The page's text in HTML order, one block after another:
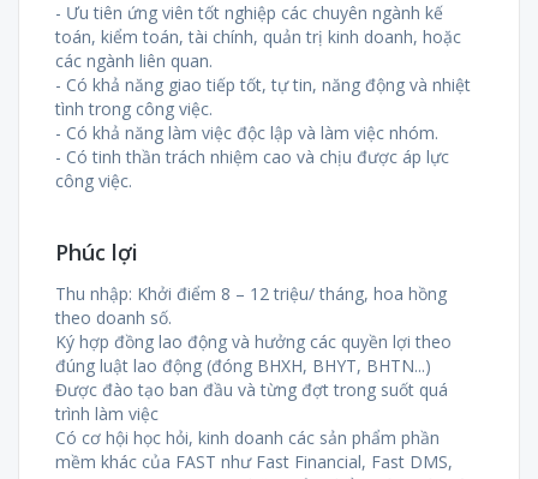
- Ưu tiên ứng viên tốt nghiệp các chuyên ngành kế
toán, kiểm toán, tài chính, quản trị kinh doanh, hoặc
các ngành liên quan.
- Có khả năng giao tiếp tốt, tự tin, năng động và nhiệt
tình trong công việc.
- Có khả năng làm việc độc lập và làm việc nhóm.
- Có tinh thần trách nhiệm cao và chịu được áp lực
công việc.
Phúc lợi
Thu nhập: Khởi điểm 8 – 12 triệu/ tháng, hoa hồng
theo doanh số.
Ký hợp đồng lao động và hưởng các quyền lợi theo
đúng luật lao động (đóng BHXH, BHYT, BHTN...)
Được đào tạo ban đầu và từng đợt trong suốt quá
trình làm việc
Có cơ hội học hỏi, kinh doanh các sản phẩm phần
mềm khác của FAST như Fast Financial, Fast DMS,